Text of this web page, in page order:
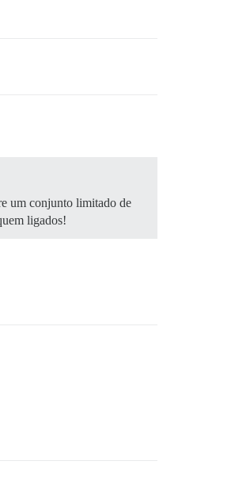
um conjunto limitado de
ligados!